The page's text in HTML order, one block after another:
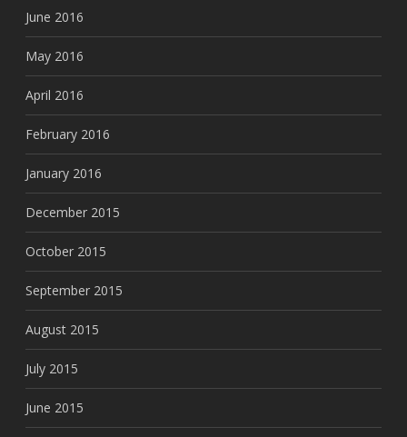
June 2016
May 2016
April 2016
February 2016
January 2016
December 2015
October 2015
September 2015
August 2015
July 2015
June 2015